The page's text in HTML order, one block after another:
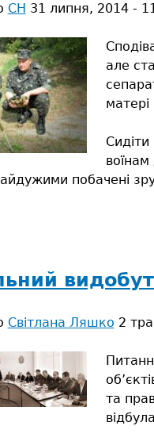
СН 31 липня, 2014 -
але
побачені
Світлана Ляшко 2
та